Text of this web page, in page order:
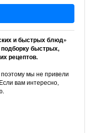
и быстрых блюд»
быстрых,
рецептов.
мы не привели
вам интересно,